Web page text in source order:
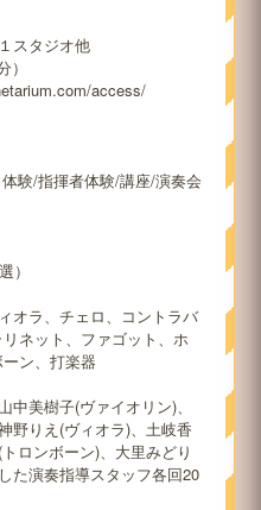
スタジオ他
access/
験/指揮者体験/講座/演奏会
）
オラ、チェロ、コントラバ
ネット、ファゴット、ホ
ン、打楽器
美樹子(ヴァイオリン)、
野りえ(ヴィオラ)、土岐香
ロンボーン)、大里みどり
た演奏指導スタッフ各回20